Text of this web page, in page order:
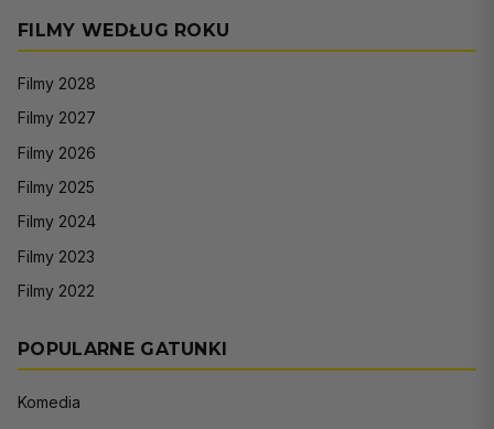
FILMY WEDŁUG ROKU
Filmy 2028
Filmy 2027
Filmy 2026
Filmy 2025
Filmy 2024
Filmy 2023
Filmy 2022
POPULARNE GATUNKI
Komedia